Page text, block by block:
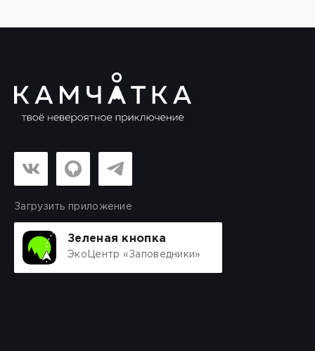
Загрузить приложение
Зеленая кнопка
ЭкоЦентр «Заповедники»